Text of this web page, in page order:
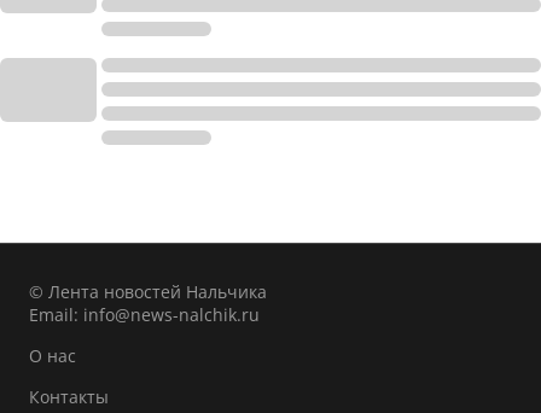
© Лента новостей Нальчика
Email: info@news-nalchik.ru
О нас
Контакты